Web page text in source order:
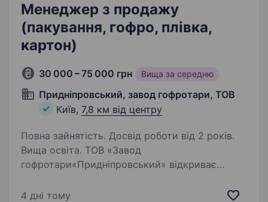
Менеджер з продажу
(пакування, гофро, плівка,
картон)
30 000 – 75 000 грн Вища за середню
Придніпровський, завод гофротари, ТОВ
Київ, 7,8 км від центру
Повна зайнятість. Досвід роботи від 2 років.
Вища освіта. ТОВ «Завод
гофротари«Придніпровський» відкриває
гофротари «Придніпровський» більше 15 років
4 дні тому